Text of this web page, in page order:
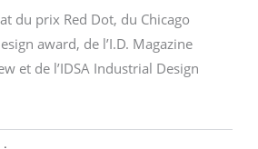
du prix Red Dot, du Chicago
award, de l’I.D. Magazine
et de l’IDSA Industrial Design